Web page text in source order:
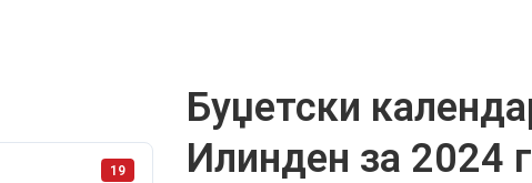
19
Буџетски
Илинден за 2024